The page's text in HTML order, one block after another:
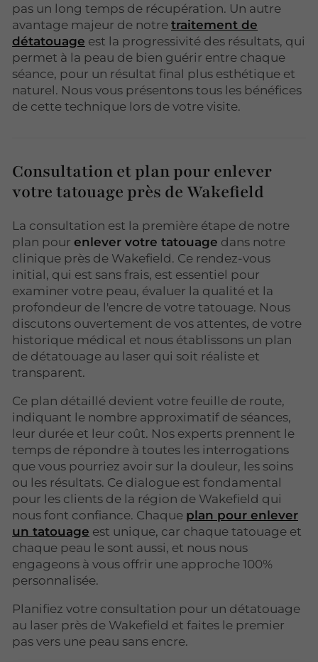
pas un long temps de récupération. Un autre
avantage majeur de notre traitement de
détatouage est la progressivité des résultats, qui
permet à la peau de bien guérir entre chaque
séance, pour un résultat final plus esthétique et
naturel. Nous vous présentons tous les bénéfices
de cette technique lors de votre visite.
Consultation et plan pour enlever
votre tatouage près de Wakefield
La consultation est la première étape de notre
plan pour enlever votre tatouage dans notre
clinique près de Wakefield. Ce rendez-vous
initial, qui est sans frais, est essentiel pour
examiner votre peau, évaluer la qualité et la
profondeur de l'encre de votre tatouage. Nous
discutons ouvertement de vos attentes, de votre
historique médical et nous établissons un plan
de détatouage au laser qui soit réaliste et
transparent.
Ce plan détaillé devient votre feuille de route,
indiquant le nombre approximatif de séances,
leur durée et leur coût. Nos experts prennent le
temps de répondre à toutes les interrogations
que vous pourriez avoir sur la douleur, les soins
ou les résultats. Ce dialogue est fondamental
pour les clients de la région de Wakefield qui
nous font confiance. Chaque plan pour enlever
un tatouage est unique, car chaque tatouage et
chaque peau le sont aussi, et nous nous
engageons à vous offrir une approche 100%
personnalisée.
Planifiez votre consultation pour un détatouage
au laser près de Wakefield et faites le premier
pas vers une peau sans encre.